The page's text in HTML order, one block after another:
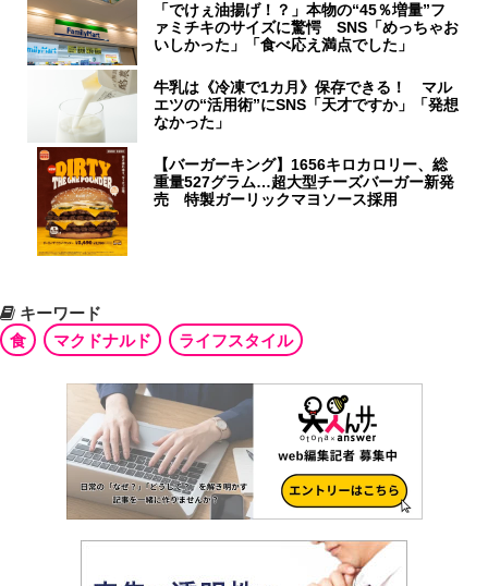
「でけぇ油揚げ！？」本物の“45％増量”フ
ァミチキのサイズに驚愕 SNS「めっちゃお
いしかった」「食べ応え満点でした」
牛乳は《冷凍で1カ月》保存できる！ マル
エツの“活用術”にSNS「天才ですか」「発想
なかった」
【バーガーキング】1656キロカロリー、総
重量527グラム…超大型チーズバーガー新発
売 特製ガーリックマヨソース採用
キーワード
食
マクドナルド ライフスタイル